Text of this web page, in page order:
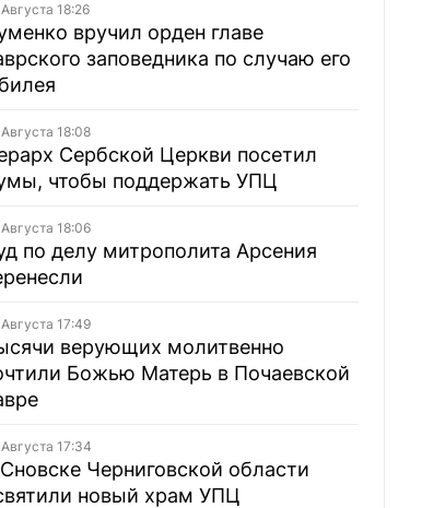
18:26
вручил орден главе
заповедника по случаю его
18:08
Сербской Церкви посетил
чтобы поддержать УПЦ
18:06
по делу митрополита Арсения
17:49
верующих молитвенно
Божью Матерь в Почаевской
17:34
Черниговской области
новый храм УПЦ